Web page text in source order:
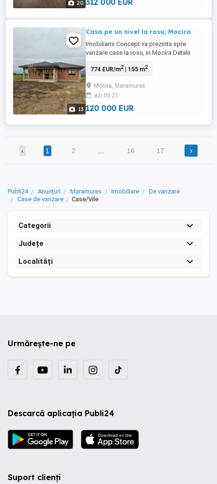
20 312 000 EUR
13
Casa pe un nivel la rosu, Mocira
Imobiliaris Concept va prezinta spre
vanzare case la rosu, in Mocira Detalii
construiti, 155.15 mp utili -
open space, 3 dormitoare (cel matrimonial
beneficiaza de toaleta proprie), inca o
toaleta, camera tehnica si o terasa ...
774 EUR/m2| 155 m2
Mocira, Maramures
azi 05:21
120 000 EUR
‹ 1 2 16 17 ›
Publi24 Anunțuri Maramures Imobiliare
De vanzare
Case de vanzare
Case/Vile
Categorii
Județe
Localități
Urmărește-ne pe
Descarcă aplicația Publi24
Suport clienți